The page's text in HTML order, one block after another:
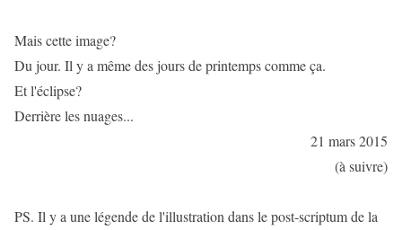
Mais cette image?
Du jour. Il y a même des jours de printemps comme ça.
Et l'éclipse?
Derrière les nuages...
21 mars 2015
(à suivre)
PS. Il y a une légende de l'illustration dans le post-scriptum de la